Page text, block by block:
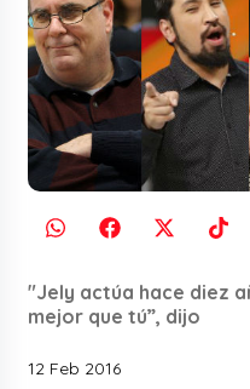
"Jely actúa hace diez
mejor que tú”, dijo
12 Feb 2016